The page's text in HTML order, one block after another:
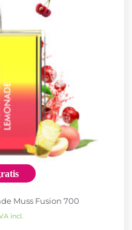
Muss Fusion 700
incl.